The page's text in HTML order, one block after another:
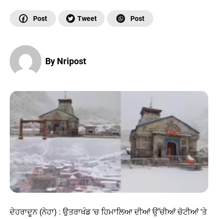
By Nripost
ਦੇਹਰਾਦੂਨ (ਨੇਹਾ) : ਉਤਰਾਖੰਡ 'ਚ ਹਿਮਾਲਿਆ ਦੀਆਂ ਉੱਚੀਆਂ ਚੋਟੀਆਂ 'ਤੇ